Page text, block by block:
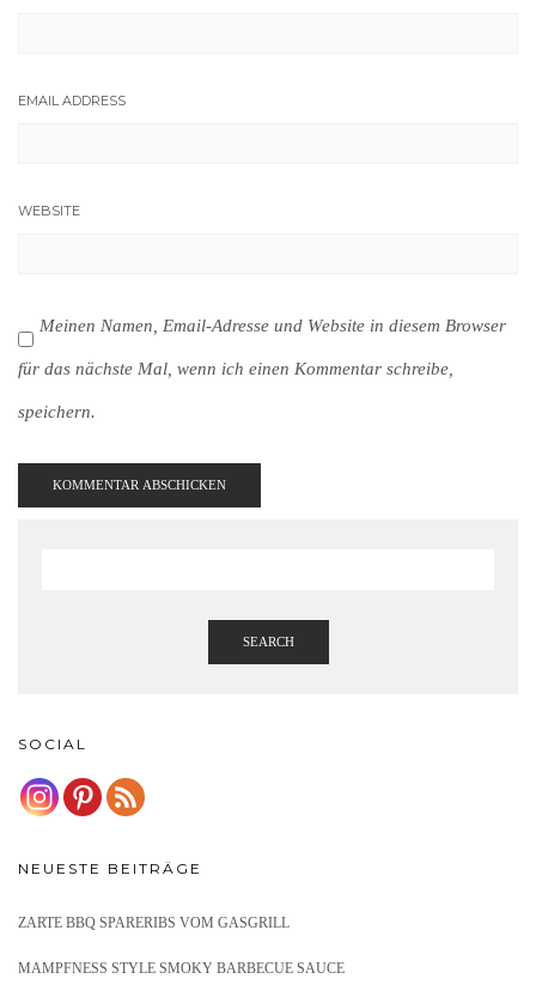
EMAIL ADDRESS
WEBSITE
Meinen Namen, Email-Adresse und Website in diesem Browser
für das nächste Mal, wenn ich einen Kommentar schreibe,
speichern.
SEARCH
SOCIAL
NEUESTE BEITRÄGE
ZARTE BBQ SPARERIBS VOM GASGRILL
MAMPFNESS STYLE SMOKY BARBECUE SAUCE